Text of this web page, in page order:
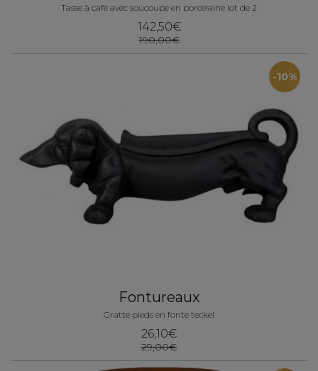
Tasse à café avec soucoupe en porcelaine lot de 2
142,50€
190,00€
-10%
Fontureaux
Gratte pieds en fonte teckel
26,10€
29,00€